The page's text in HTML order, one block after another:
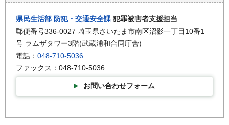
県民生活部 防犯・交通安全課 犯罪被害者支援担当
郵便番号336-0027 埼玉県さいたま市南区沼影一丁目10番1
号 ラムザタワー3階(武蔵浦和合同庁舎)
電話： 048-710-5036
ファックス：048-710-5036
お問い合わせフォーム